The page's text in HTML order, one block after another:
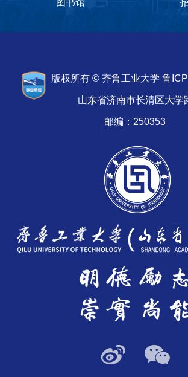
图书馆
版权所有 © 齐鲁工业大学 鲁
山东省济南市长清区大学
邮编：250353